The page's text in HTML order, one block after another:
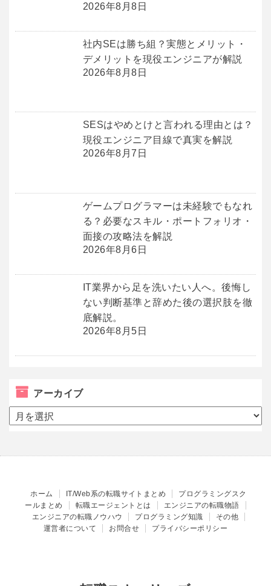
2026年8月8日
社内SEは勝ち組？実態とメリット・
デメリットを現役エンジニアが解説
2026年8月8日
SESはやめとけと言われる理由とは？
現役エンジニア目線で真実を解説
2026年8月7日
ゲームプログラマーは未経験でもなれ
る？必要なスキル・ポートフォリオ・
面接の攻略法を解説
2026年8月6日
IT業界から足を洗いたい人へ。後悔し
ない判断基準と辞めた後の選択肢を徹
底解説。
2026年8月5日
アーカイブ
ア
ー
ホーム IT/Web系の転職サイトまとめ
プログラミングスク
ールまとめ
転職エージェントとは
エンジニアの転職物語
エンジニアの転職ノウハウ
プログラミング知識
その他
運営者について
お問合せ プライバシーポリシー